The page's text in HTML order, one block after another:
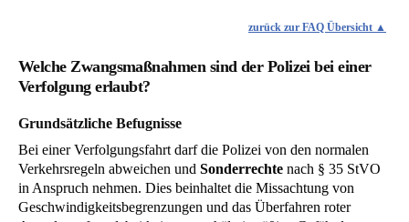
zurück zur FAQ Übersicht
Welche Zwangsmaßnahmen sind der Polizei bei einer
Verfolgung erlaubt?
Grundsätzliche Befugnisse
Bei einer Verfolgungsfahrt darf die Polizei von den normalen
Verkehrsregeln abweichen und Sonderrechte nach § 35 StVO
in Anspruch nehmen. Dies beinhaltet die Missachtung von
Geschwindigkeitsbegrenzungen und das Überfahren roter